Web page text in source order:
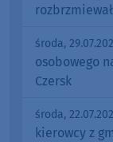
środa,
osobowego
Czersk
środa,
kierowcy z